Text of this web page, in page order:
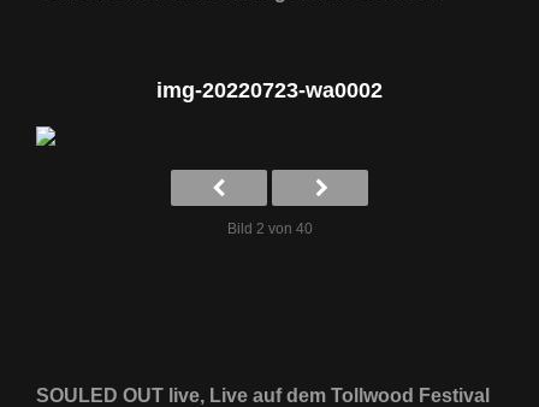
img-20220723-wa0002
Bild 2 von 40
SOULED OUT live, Live auf dem Tollwood Festival